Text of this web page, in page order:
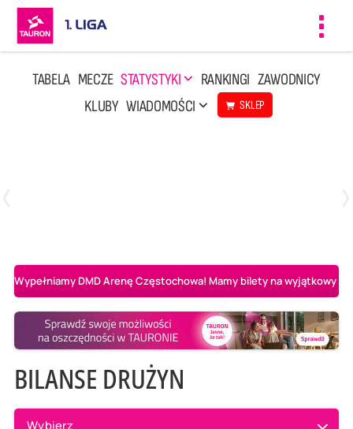
TABELA MECZE STATYSTYKI RANKINGI ZAWODNICY
KLUBY WIADOMOŚCI SKLEP
Wypełniamy DMD Arenę Częstochowa! Mamy bilety na wyjątkowy
BILANSE DRUŻYN
Wybierz